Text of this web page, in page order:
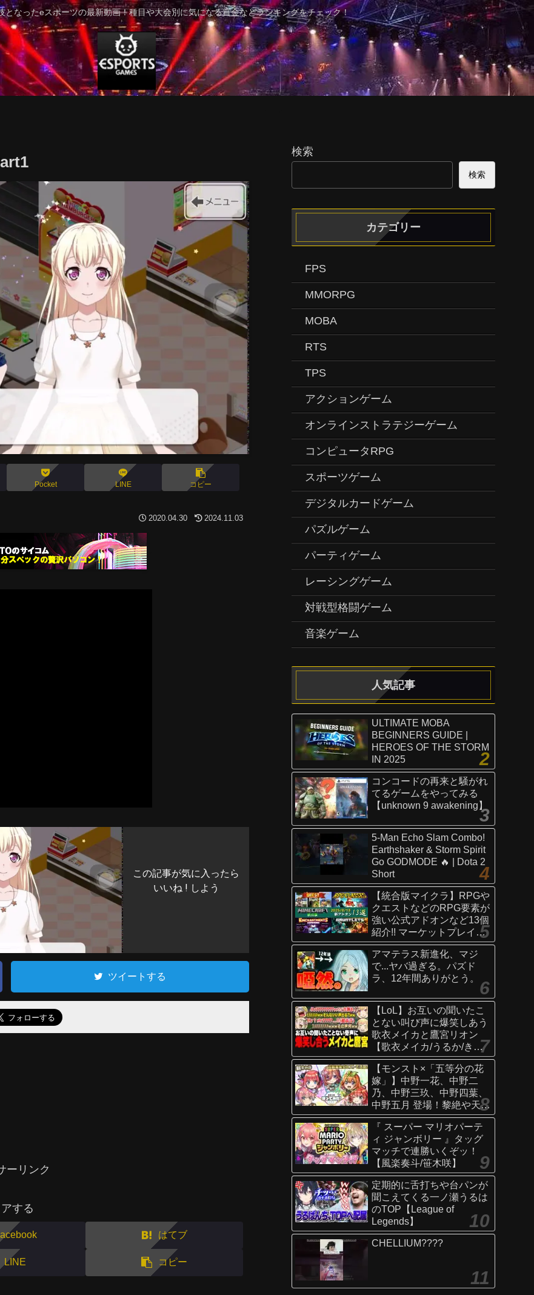
となったeスポーツの最新動画！種目や大会別に気になる賞金などランキングをチェック！
Pocket LINE コピー
2020.04.30 2024.11.03
この記事が気に入ったら
いいね ! しよう
ツイートする
ーリンク
する
はてブ
LINE コピー
検索
検索
カテゴリー
FPS
MMORPG
MOBA
RTS
TPS
アクションゲーム
オンラインストラテジーゲーム
コンピュータRPG
スポーツゲーム
デジタルカードゲーム
パズルゲーム
パーティゲーム
レーシングゲーム
対戦型格闘ゲーム
音楽ゲーム
人気記事
ULTIMATE MOBA
BEGINNERS GUIDE |
HEROES OF THE STORM
IN 2025
コンコードの再来と騒がれ
てるゲームをやってみる
【unknown 9 awakening】
5-Man Echo Slam Combo!
Earthshaker & Storm Spirit
Go GODMODE 🔥 | Dota 2
Short
【統合版マイクラ】RPGや
クエストなどのRPG要素が
強い公式アドオンなど13個
紹介!! マーケットプレイス
情報
【Switch/Win10/PE/PS/Xb
ox】
アマテラス新進化、マジ
で...ヤバ過ぎる。パズド
ラ、12年間ありがとう。
【LoL】お互いの聞いたこ
とない叫び声に爆笑しあう
歌衣メイカと鷹宮リオン
【歌衣メイカ/うるか/きな
こ/ありさか/鷹宮リオン】
【モンスト×「五等分の花
嫁」】中野一花、中野二
乃、中野三玖、中野四葉、
中野五月 登場！黎絶や天魔
の孤城〜空中庭園〜などで
活躍！オリジナルSSにも注
目！【新キャラ使ってみた
｜モンスト公式】
『 スーパー マリオパーテ
ィ ジャンボリー 』タッグ
マッチで連勝いくぞッ！
【風楽奏斗/笹木咲】
定期的に舌打ちや台パンが
聞こえてくる一ノ瀬うるは
のTOP【League of
Legends】
CHELLIUM????